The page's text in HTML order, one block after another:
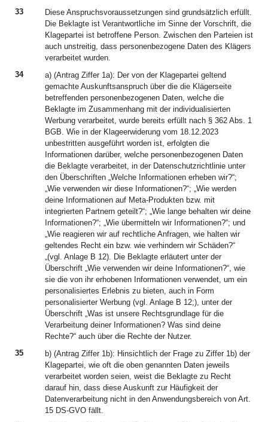
33
Diese Anspruchsvoraussetzungen sind grundsätzlich erfüllt.
Die Beklagte ist Verantwortliche im Sinne der Vorschrift, die
Klagepartei ist betroffene Person. Zwischen den Parteien ist
auch unstreitig, dass personenbezogene Daten des Klägers
verarbeitet wurden.
34
a) (Antrag Ziffer 1a): Der von der Klagepartei geltend
gemachte Auskunftsanspruch über die die Klägerseite
betreffenden personenbezogenen Daten, welche die
Beklagte im Zusammenhang mit der individualisierten
Werbung verarbeitet, wurde bereits erfüllt nach § 362 Abs. 1
BGB. Wie in der Klageerwiderung vom 18.12.2023
unbestritten ausgeführt worden ist, erfolgten die
Informationen darüber, welche personenbezogenen Daten
die Beklagte verarbeitet, in der Datenschutzrichtlinie unter
den Überschriften „Welche Informationen erheben wir?“;
„Wie verwenden wir diese Informationen?“; „Wie werden
deine Informationen auf Meta-Produkten bzw. mit
integrierten Partnern geteilt?“; „Wie lange behalten wir deine
Informationen?“; „Wie übermitteln wir Informationen?“; und
„Wie reagieren wir auf rechtliche Anfragen, wie halten wir
geltendes Recht ein bzw. wie verhindern wir Schäden?“
„(vgl. Anlage B 12). Die Beklagte erläutert unter der
Überschrift „Wie verwenden wir deine Informationen?“, wie
sie die von ihr erhobenen Informationen verwendet, um ein
personalisiertes Erlebnis zu bieten, auch in Form
personalisierter Werbung (vgl. Anlage B 12;), unter der
Überschrift „Was ist unsere Rechtsgrundlage für die
Verarbeitung deiner Informationen? Was sind deine
Rechte?“ auch über die Rechte der Nutzer.
35
b) (Antrag Ziffer 1b): Hinsichtlich der Frage zu Ziffer 1b) der
Klagepartei, wie oft die oben genannten Daten jeweils
verarbeitet worden seien, weist die Beklagte zu Recht
darauf hin, dass diese Auskunft zur Häufigkeit der
Datenverarbeitung nicht in den Anwendungsbereich von Art.
15 DS-GVO fällt.